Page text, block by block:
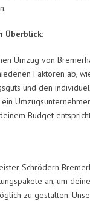
Überblick:
Umzug von
Faktoren ab,
und den
Budget
Schrödern
an, um
zu gestalten.